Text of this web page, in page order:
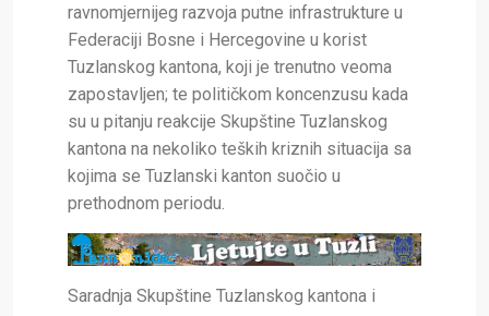
ravnomjernijeg razvoja putne infrastrukture u
Federaciji Bosne i Hercegovine u korist
Tuzlanskog kantona, koji je trenutno veoma
zapostavljen; te političkom koncenzusu kada
su u pitanju reakcije Skupštine Tuzlanskog
kantona na nekoliko teških kriznih situacija sa
kojima se Tuzlanski kanton suočio u
prethodnom periodu.
Saradnja Skupštine Tuzlanskog kantona i